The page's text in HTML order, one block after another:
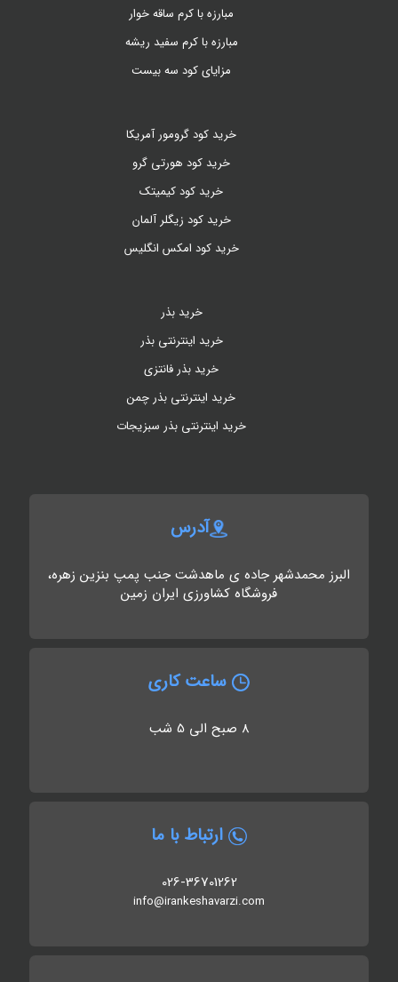
مبارزه با کرم ساقه خوار
مبارزه با کرم سفید ریشه
مزایای کود سه بیست
خرید کود گرومور آمریکا
خرید کود هورتی گرو
خرید کود کیمیتک
خرید کود زیگلر آلمان
خرید کود امکس انگلیس
خرید بذر
خرید اینترنتی بذر
خرید بذر فانتزی
خرید اینترنتی بذر چمن
خرید اینترنتی بذر سبزیجات
آدرس
البرز محمدشهر جاده ی ماهدشت جنب پمپ بنزین زهره،
فروشگاه کشاورزی ایران زمین
ساعت کاری
8 صبح الی 5 شب
ارتباط با ما
026-36701262
info@irankeshavarzi.com